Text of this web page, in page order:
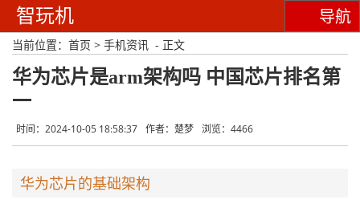
智玩机 导航
当前位置： 首页 > 手机资讯 - 正文
华为芯片是arm架构吗 中国芯片排名第
一
时间：2024-10-05 18:58:37 作者：楚梦 浏览：4466
华为芯片的基础架构